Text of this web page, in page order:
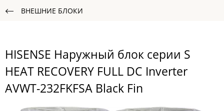
ВНЕШНИЕ БЛОКИ
HISENSE Наружный блок серии S
HEAT RECOVERY FULL DC Inverter
AVWT-232FKFSA Black Fin